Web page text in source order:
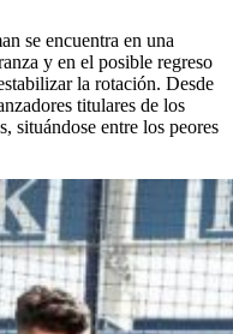
se encuentra en una
y en el posible regreso
la rotación. Desde
titulares de los
situándose entre los peores